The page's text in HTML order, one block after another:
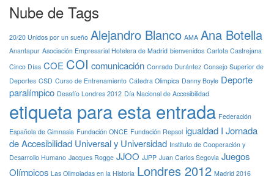
Nube de Tags
20/20 Unidos por un sueño Alejandro Blanco AMA Ana Botella
Anantapur Asociación Empresarial Hotelera de Madrid bienvenidos Carlota Castrejana
Cinco Días COE COI comunicación Conrado Durántez Consejo Superior de
Deportes CSD Curso de Entrenamiento Cátedra Olimpica Danny Boyle Deporte
paralímpico Desafío Londres 2012 Día Nacional de Accesibilidad
etiqueta para esta entrada Federación
Española de Gimnasia Fundación ONCE Fundación Repsol igualdad I Jornada
de Accesibilidad Universal y Universidad Instituto de Cooperación y
Desarrollo Humano Jacques Rogge JJOO JJPP Juan Carlos Segovia Juegos
Olímpicos Las Olimpiadas en la Historia Londres 2012 Madrid 2016